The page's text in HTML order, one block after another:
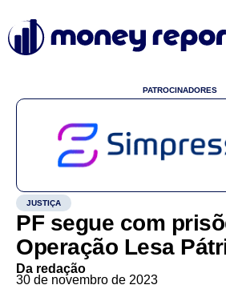
PATROCINADORES
JUSTIÇA
PF segue com
Operação Lesa
Da redação
30 de novembro de 2023